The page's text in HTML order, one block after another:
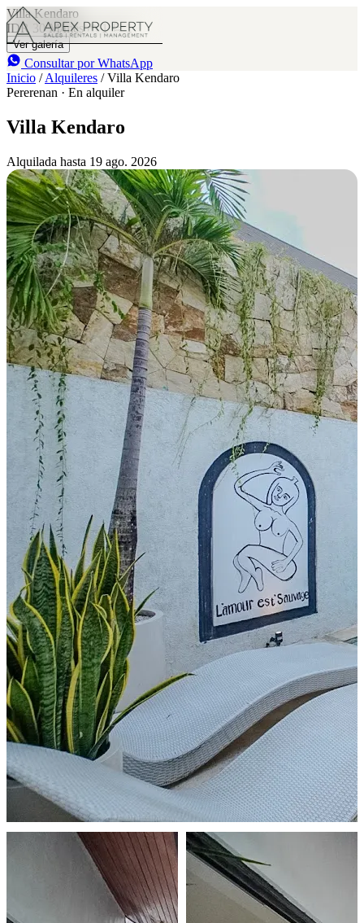
Villa Kendaro
IDR 30 M/mes 1 1
Ver galería
Consultar por WhatsApp
Inicio / Alquileres / Villa Kendaro
Pererenan · En alquiler
Villa Kendaro
Alquilada hasta 19 ago. 2026